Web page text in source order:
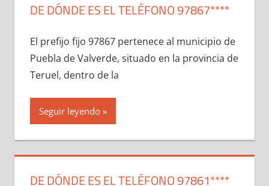
DE DÓNDE ES EL TELÉFONO 97867****
El prefijo fijo 97867 pertenece al municipio dе
Puebla dе Valverde, situado en la provincia dе
Teruel, dentro dе la
Seguir leyendo
DE DÓNDE ES EL TELÉFONO 97861****